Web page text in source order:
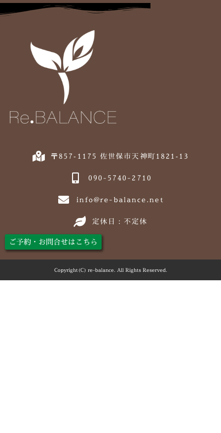
〒857‐1175 佐世保市天神町1821‐13
090-5740-2710
info@re-balance.net
定休日：不定休
ご予約・お問合せはこちら
Copyright(C) re-balance. All Rights Reserved.